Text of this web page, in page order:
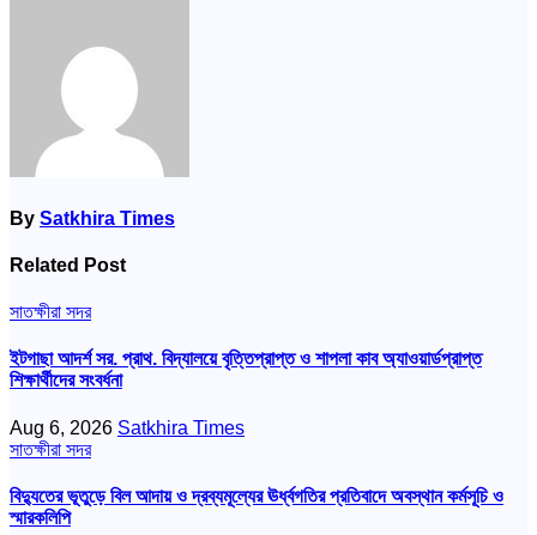
By Satkhira Times
Related Post
সাতক্ষীরা সদর
ইটগাছা আদর্শ সর. প্রাথ. বিদ্যালয়ে বৃত্তিপ্রাপ্ত ও শাপলা কাব অ্যাওয়ার্ডপ্রাপ্ত
শিক্ষার্থীদের সংবর্ধনা
Aug 6, 2026 Satkhira Times
সাতক্ষীরা সদর
বিদ্যুতের ভূতুড়ে বিল আদায় ও দ্রব্যমূল্যের ঊর্ধ্বগতির প্রতিবাদে অবস্থান কর্মসূচি ও
স্মারকলিপি